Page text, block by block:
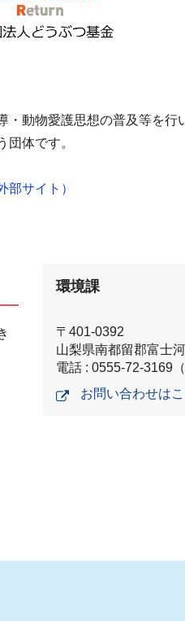
動物愛護思想の普及等を行
体です。
部サイト）
環境課
〒401-0392
山梨県南都留郡富士
電話 : 0555-72-3169（
お問い合わせは